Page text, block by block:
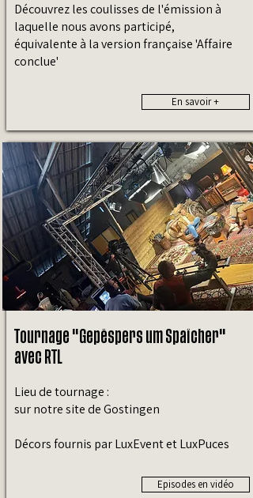
Découvrez les coulisses de l'émission à
laquelle nous avons participé,
équivalente à la version française 'Affaire
conclue'
En savoir +
Tournage "Gepëspers um Spaïcher"
avec RTL
Lieu de tournage :
sur notre site de Gostingen
Décors fournis par LuxEvent et LuxPuces
Episodes en vidéo